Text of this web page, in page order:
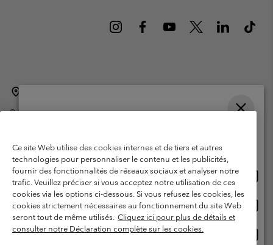
©2026Columbia Sportswear International Sarl. Avenue des Morgines, 12
Garanties Légales
Politique de confidentialité
Conditions d'utilisation - Membres
Conditions D'utilisation - Contenu généré par l'utilisateur
Impressum
Cookies
Ce site Web utilise des cookies internes et de tiers et autres
technologies pour personnaliser le contenu et les publicités,
fournir des fonctionnalités de réseaux sociaux et analyser notre
trafic. Veuillez préciser si vous acceptez notre utilisation de ces
cookies via les options ci-dessous. Si vous refusez les cookies, les
cookies strictement nécessaires au fonctionnement du site Web
seront tout de même utilisés. Cliquez ici pour plus de détails et
consulter notre Déclaration complète sur les cookies.
Achats en ligne disponibles
United States
ligne
Belgium-English
ligne
Belgium-Français